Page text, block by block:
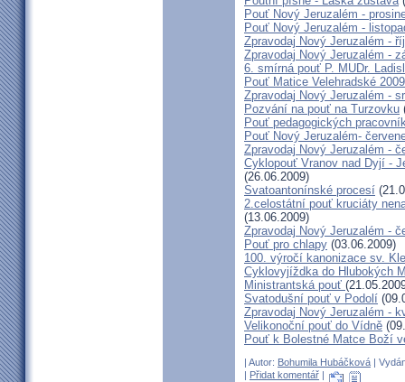
Pouť Nový Jeruzalém -
Pouť Nový Jeruzalém -
Zpravodaj Nový Jeruzalém -
Zpravodaj Nový Jeruzalém -
6. smírná pouť P. MUDr.
Pouť Matice Velehradské 2009
Zpravodaj Nový Jeruzalém -
Pozvání na pouť na Turzovku
Pouť pedagogických
Pouť Nový Jeruzalém-
Zpravodaj Nový Jeruzalém -
Cyklopouť Vranov nad Dyjí -
(26.06.2009)
Svatoantonínské procesí
2.celostátní pouť kruciáty
(13.06.2009)
Zpravodaj Nový Jeruzalém -
Pouť pro chlapy (03.06.2009)
100. výročí kanonizace sv.
Cyklovyjíždka do Hlubokých
Ministrantská pouť
Svatodušní pouť v Podolí
Zpravodaj Nový Jeruzalém -
Velikonoční pouť do Vídně
Pouť k Bolestné Matce Boží
| Autor: Bohumila Hubáčková |
| Přidat komentář |